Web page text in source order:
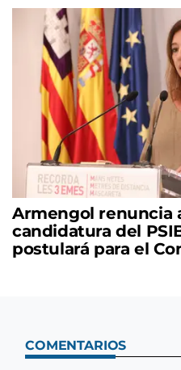
Armengol renuncia
candidatura del
postulará para el
COMENTARIOS